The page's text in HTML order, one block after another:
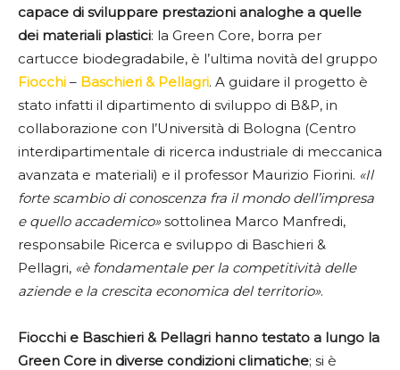
capace di sviluppare prestazioni analoghe a quelle
dei materiali plastici: la Green Core, borra per
cartucce biodegradabile, è l’ultima novità del gruppo
Fiocchi – Baschieri & Pellagri. A guidare il progetto è
stato infatti il dipartimento di sviluppo di B&P, in
collaborazione con l’Università di Bologna (Centro
interdipartimentale di ricerca industriale di meccanica
avanzata e materiali) e il professor Maurizio Fiorini. «Il
forte scambio di conoscenza fra il mondo dell’impresa
e quello accademico»sottolinea Marco Manfredi,
responsabile Ricerca e sviluppo di Baschieri &
Pellagri, «è fondamentale per la competitività delle
aziende e la crescita economica del territorio».
Fiocchi e Baschieri & Pellagri hanno testato a lungo la
Green Core in diverse condizioni climatiche; si è